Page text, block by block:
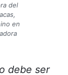
del
en
debe ser